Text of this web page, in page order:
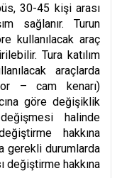
30-45 kişi arası
sağlanır. Turun
kullanılacak araç
Tura katılım
araçlarda
– cam kenarı)
göre değişiklik
halinde
hakkına
gerekli durumlarda
değiştirme hakkına